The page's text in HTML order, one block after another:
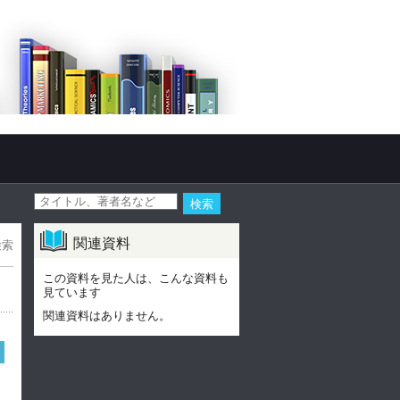
関連資料
この資料を見た人は、こんな資料も
見ています
関連資料はありません。